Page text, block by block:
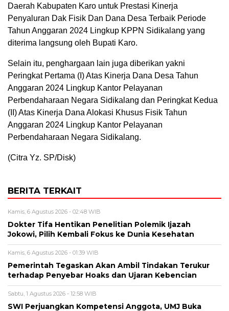
Daerah Kabupaten Karo untuk Prestasi Kinerja
Penyaluran Dak Fisik Dan Dana Desa Terbaik Periode
Tahun Anggaran 2024 Lingkup KPPN Sidikalang yang
diterima langsung oleh Bupati Karo.
Selain itu, penghargaan lain juga diberikan yakni
Peringkat Pertama (I) Atas Kinerja Dana Desa Tahun
Anggaran 2024 Lingkup Kantor Pelayanan
Perbendaharaan Negara Sidikalang dan Peringkat Kedua
(II) Atas Kinerja Dana Alokasi Khusus Fisik Tahun
Anggaran 2024 Lingkup Kantor Pelayanan
Perbendaharaan Negara Sidikalang.
(Citra Yz. SP/Disk)
BERITA TERKAIT
Kamis, 6 Agustus 2026 - 02:48 WIB
Dokter Tifa Hentikan Penelitian Polemik Ijazah
Jokowi, Pilih Kembali Fokus ke Dunia Kesehatan
Kamis, 6 Agustus 2026 - 01:39 WIB
Pemerintah Tegaskan Akan Ambil Tindakan Terukur
terhadap Penyebar Hoaks dan Ujaran Kebencian
Sabtu, 1 Agustus 2026 - 12:58 WIB
SWI Perjuangkan Kompetensi Anggota, UMJ Buka